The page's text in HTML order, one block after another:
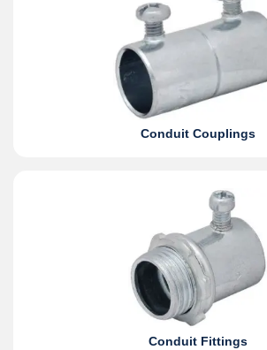
Conduit Couplings
Conduit Fittings